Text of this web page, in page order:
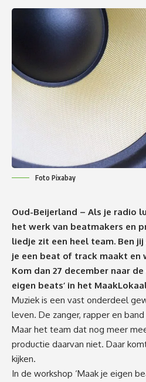
Foto Pixabay
Oud-Beijerland – Als je radio
het werk van beatmakers en
liedje zit een heel team. Ben
je een beat of track maakt en
Kom dan 27 december naar
eigen beats’ in het
Muziek is een vast onderdeel
leven. De zanger, rapper en
Maar het team dat nog meer
productie daarvan niet. Daar
kijken.
In de workshop ‘Maak je eigen